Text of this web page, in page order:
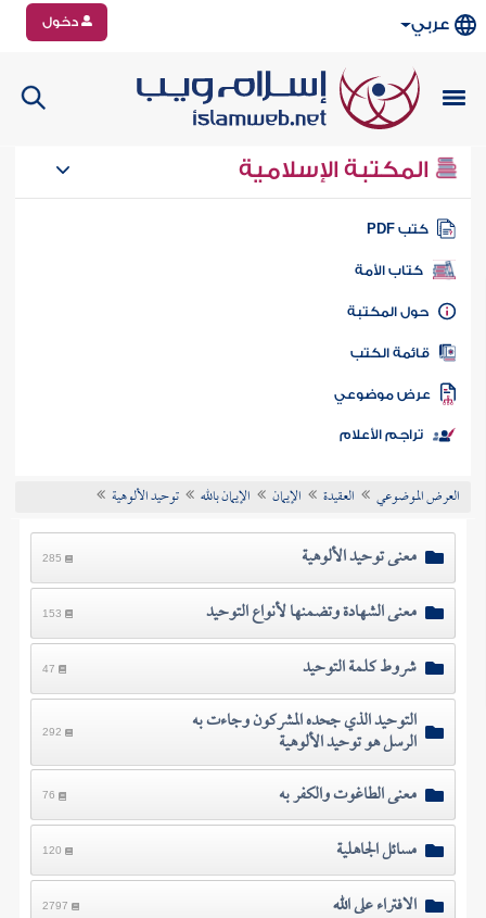
عربي دخول
المكتبة الإسلامية
كتب PDF
كتاب الأمة
المكتبة
الكتب
موضوعي
تراجم الأعلام
العرض الموضوعي العقيدة الإيمان الإيمان بالله توحيد الألوهية
معنى توحيد الألوهية 285
معنى الشهادة وتضمنها لأنواع التوحيد 153
شروط كلمة التوحيد 47
التوحيد الذي جحده المشركون وجاءت به
الرسل هو توحيد الألوهية 292
معنى الطاغوت والكفر به 76
مسائل الجاهلية 120
الافتراء على الله 2797